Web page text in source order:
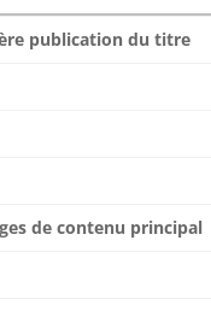
publication du titre
de contenu principal